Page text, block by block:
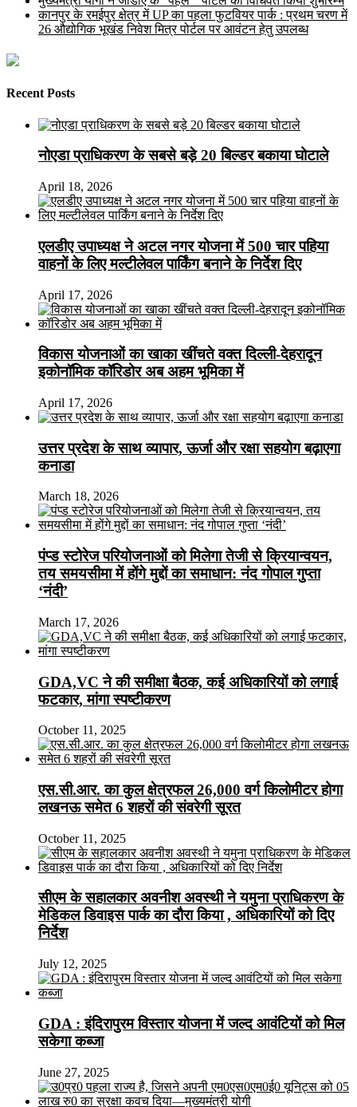
कानपुर के रमईपुर क्षेत्र में UP का पहला फुटवियर पार्क : प्रथम चरण में
26 औद्योगिक भूखंड निवेश मित्र पोर्टल पर आवंटन हेतु उपलब्ध
Recent Posts
नोएडा प्राधिकरण के सबसे बड़े 20 बिल्डर बकाया घोटाले
April 18, 2026
एलडीए उपाध्यक्ष ने अटल नगर योजना में 500 चार पहिया
वाहनों के लिए मल्टीलेवल पार्किंग बनाने के निर्देश दिए
April 17, 2026
विकास योजनाओं का खाका खींचते वक्त दिल्ली-देहरादून
इकोनॉमिक कॉरिडोर अब अहम भूमिका में
April 17, 2026
उत्तर प्रदेश के साथ व्यापार, ऊर्जा और रक्षा सहयोग बढ़ाएगा
कनाडा
March 18, 2026
पंप्ड स्टोरेज परियोजनाओं को मिलेगा तेजी से क्रियान्वयन,
तय समयसीमा में होंगे मुद्दों का समाधान: नंद गोपाल गुप्ता
‘नंदी’
March 17, 2026
GDA,VC ने की समीक्षा बैठक, कई अधिकारियों को लगाई
फटकार, मांगा स्पष्टीकरण
October 11, 2025
एस.सी.आर. का कुल क्षेत्रफल 26,000 वर्ग किलोमीटर होगा
लखनऊ समेत 6 शहरों की संवरेगी सूरत
October 11, 2025
सीएम के सहालकार अवनीश अवस्थी ने यमुना प्राधिकरण के
मेडिकल डिवाइस पार्क का दौरा किया , अधिकारियों को दिए
निर्देश
July 12, 2025
GDA : इंदिरापुरम विस्तार योजना में जल्द आवंटियों को मिल
सकेगा कब्जा
June 27, 2025